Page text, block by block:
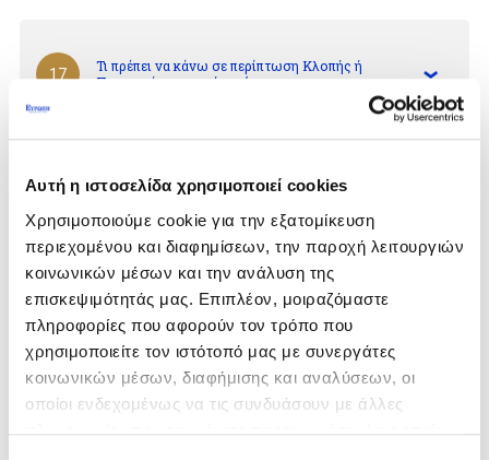
Αυτή η ιστοσελίδα χρησιμοποιεί cookies
Χρησιμοποιούμε cookie για την εξατομίκευση
περιεχομένου και διαφημίσεων, την παροχή λειτουργιών
κοινωνικών μέσων και την ανάλυση της
επισκεψιμότητάς μας. Επιπλέον, μοιραζόμαστε
πληροφορίες που αφορούν τον τρόπο που
χρησιμοποιείτε τον ιστότοπό μας με συνεργάτες
κοινωνικών μέσων, διαφήμισης και αναλύσεων, οι
οποίοι ενδεχομένως να τις συνδυάσουν με άλλες
17
Τι πρέπει να κάνω σε περίπτωση Κλοπής ή
Πυρκαγιάς του οχήματός μου;
Ποια είναι τα απαραίτητα δικαιολογητικά/
Συμβολαίου;